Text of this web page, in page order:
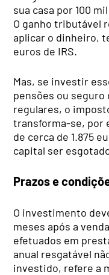
sua casa por 100
O ganho tributável
aplicar o dinheiro,
euros de IRS.
Mas, se investir
pensões ou seguro
regulares, o
transforma-se, por
de cerca de 1.875
capital ser
Prazos e
O investimento
meses após a
efetuados em
anual resgatável
investido, refere a